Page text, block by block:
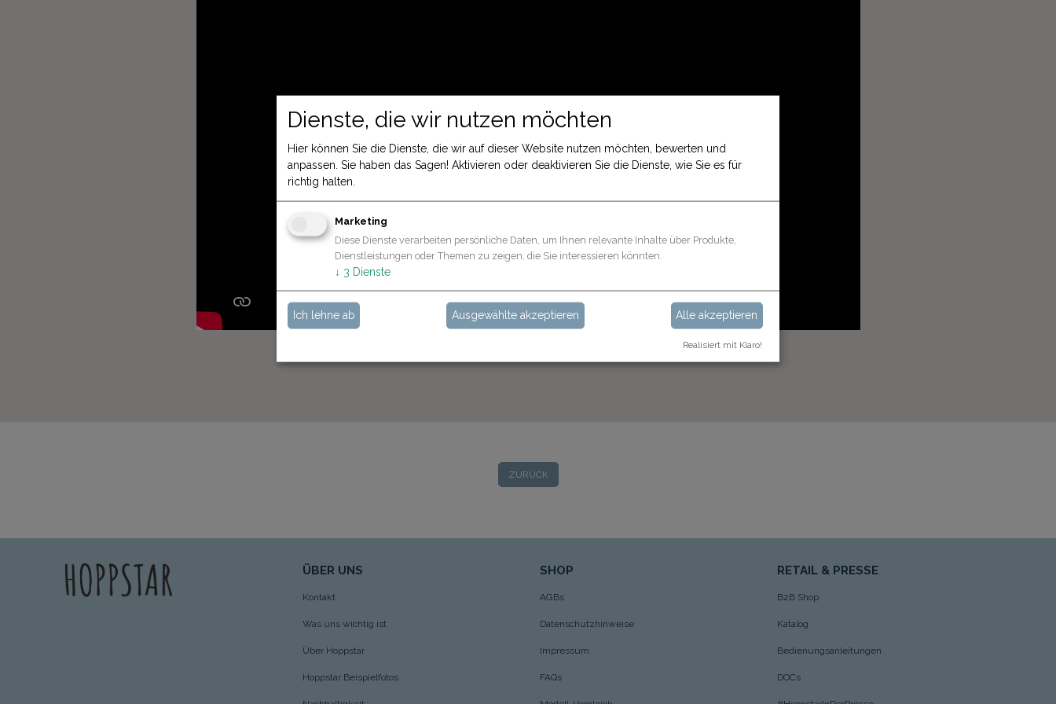
ZURÜCK
ÜBER UNS
Kontakt
Was uns wichtig ist
Über Hoppstar
Hoppstar Beispielfotos
SHOP
AGBs
Datenschutzhinweise
Impressum
FAQs
RETAIL & PRESSE
B2B Shop
Katalog
Bedienungsanleitungen
DOCs
Dienste, die wir nutzen möchten
Hier können Sie die Dienste, die wir auf dieser Website nutzen möchten, bewerten und
anpassen. Sie haben das Sagen! Aktivieren oder deaktivieren Sie die Dienste, wie Sie es für
richtig halten.
Marketing
Diese Dienste verarbeiten persönliche Daten, um Ihnen relevante Inhalte über Produkte,
Dienstleistungen oder Themen zu zeigen, die Sie interessieren könnten.
↓ 3 Dienste
Ich lehne ab Ausgewählte akzeptieren Alle akzeptieren
Realisiert mit Klaro!